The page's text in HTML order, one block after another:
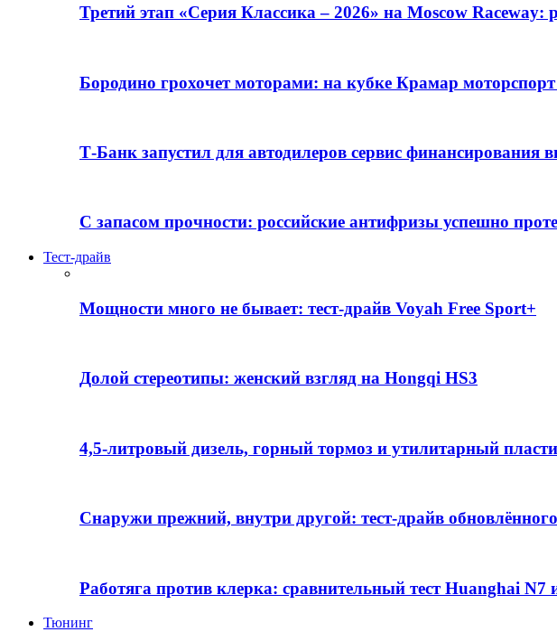
Третий этап «Серия Классика – 2026» на Moscow Raceway:
Бородино грохочет моторами: на кубке Крамар
Т-Банк запустил для автодилеров сервис финансирования
С запасом прочности: российские антифризы успешно
Тест-драйв
Мощности много не бывает: тест-драйв Voyah Free Sport+
Долой стереотипы: женский взгляд на Hongqi HS3
4,5-литровый дизель, горный тормоз и утилитарный
Снаружи прежний, внутри другой: тест-драйв
Работяга против клерка: сравнительный тест Huanghai N7
Тюнинг